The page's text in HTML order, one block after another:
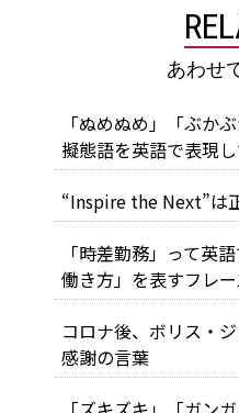
あわせ
「ぬめぬめ」「ぶか
擬態語を英語で表現
“Inspire the Next”は
「時差勤務」って英
働き方」を表すフレ
コロナ後、ボリス・
感謝の言葉